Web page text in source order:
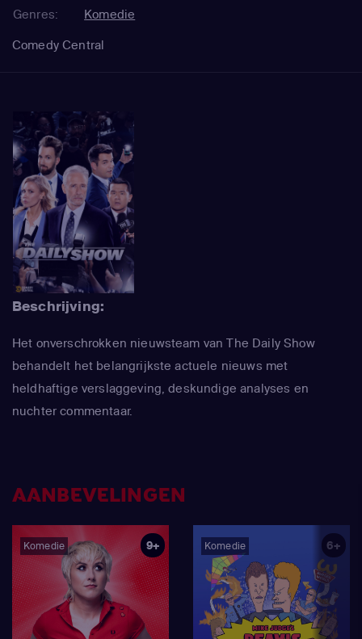
Genres:
Komedie
Comedy Central
Beschrijving:
Het onverschrokken nieuwsteam van The Daily Show
behandelt het belangrijkste actuele nieuws met
heldhaftige verslaggeving, deskundige analyses en
nuchter commentaar.
AANBEVELINGEN
Komedie 9+ Komedie 6+